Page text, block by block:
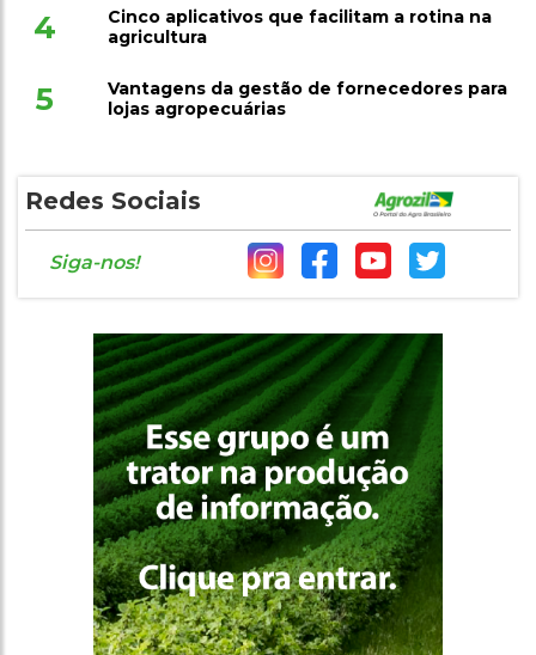
4
Cinco aplicativos que facilitam a rotina na
agricultura
5
Vantagens da gestão de fornecedores para
lojas agropecuárias
Redes Sociais
Siga-nos!